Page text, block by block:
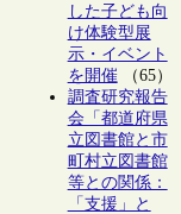
した子ども向
け体験型展
示・イベント
を開催（65）
調査研究報告
会「都道府県
立図書館と市
町村立図書館
等との関係：
「支援」と